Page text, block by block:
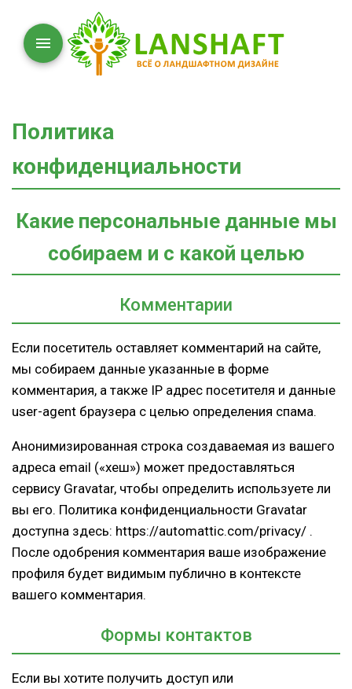
Политика
конфиденциальности
Какие персональные данные мы
собираем и с какой целью
Комментарии
Если посетитель оставляет комментарий на сайте,
мы собираем данные указанные в форме
комментария, а также IP адрес посетителя и данные
user-agent браузера с целью определения спама.
Анонимизированная строка создаваемая из вашего
адреса email («хеш») может предоставляться
сервису Gravatar, чтобы определить используете ли
вы его. Политика конфиденциальности Gravatar
доступна здесь: https://automattic.com/privacy/ .
После одобрения комментария ваше изображение
профиля будет видимым публично в контексте
вашего комментария.
Формы контактов
Если вы хотите получить доступ или